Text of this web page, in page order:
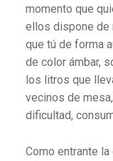
momento que
ellos dispone de
que tú de forma
de color ámbar,
los litros que
vecinos de
dificultad,
Como entrante la